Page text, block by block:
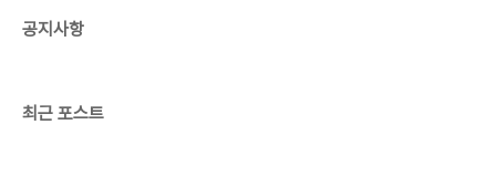
공지사항
최근 포스트